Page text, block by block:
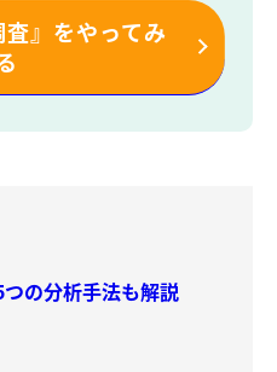
査』をやってみ
の分析手法も解説